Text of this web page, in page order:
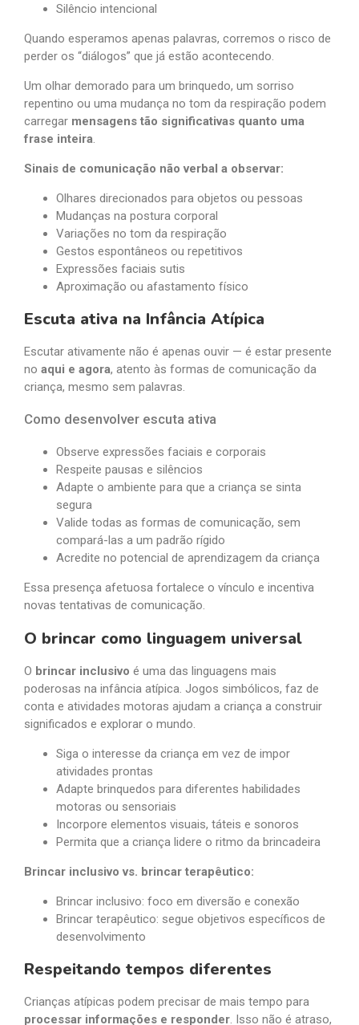
Silêncio intencional
Quando esperamos apenas palavras, corremos o risco de
perder os “diálogos” que já estão acontecendo.
Um olhar demorado para um brinquedo, um sorriso
repentino ou uma mudança no tom da respiração podem
carregar mensagens tão significativas quanto uma
frase inteira
Sinais de comunicação não verbal a observar:
Olhares direcionados para objetos ou pessoas
Mudanças na postura corporal
Variações no tom da respiração
Gestos espontâneos ou repetitivos
Expressões faciais sutis
Aproximação ou afastamento físico
Escuta ativa na Infância Atípica
Escutar ativamente não é apenas ouvir — é estar presente
no aqui e agora, atento às formas de comunicação da
criança, mesmo sem palavras.
Como desenvolver escuta ativa
Observe expressões faciais e corporais
Respeite pausas e silêncios
Adapte o ambiente para que a criança se sinta
segura
Valide todas as formas de comunicação, sem
compará-las a um padrão rígido
Acredite no potencial de aprendizagem da criança
Essa presença afetuosa fortalece o vínculo e incentiva
novas tentativas de comunicação.
O brincar como linguagem universal
O brincar inclusivo é uma das linguagens mais
poderosas na infância atípica. Jogos simbólicos, faz de
conta e atividades motoras ajudam a criança a construir
significados e explorar o mundo.
Siga o interesse da criança em vez de impor
atividades prontas
Adapte brinquedos para diferentes habilidades
motoras ou sensoriais
Incorpore elementos visuais, táteis e sonoros
Permita que a criança lidere o ritmo da brincadeira
Brincar inclusivo vs. brincar terapêutico:
Brincar inclusivo: foco em diversão e conexão
Brincar terapêutico: segue objetivos específicos de
desenvolvimento
Respeitando tempos diferentes
Crianças atípicas podem precisar de mais tempo para
processar informações e responder. Isso não é atraso,